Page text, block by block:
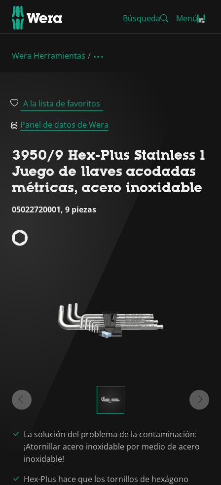
Búsqueda Menú
Wera Herramientas
A la lista de favoritos
Panel de datos de Wera
3950/9 Hex-Plus Stainless 1
Juego de llaves acodadas
métricas, acero inoxidable
05022720001, 9 piezas
La solución del problema de la contaminación:
¡Atornillar acero inoxidable por medio de acero
inoxidable!
Hex-Plus hace que los tornillos de hexágono